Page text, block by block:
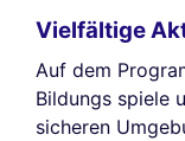
Vielfältige
Auf dem
Bildungs spiele
sicheren